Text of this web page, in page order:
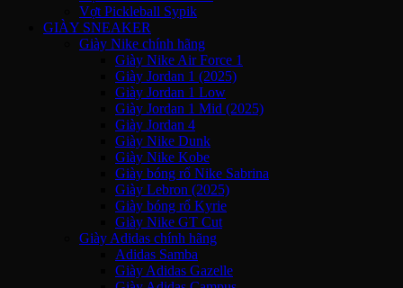
Vợt Pickleball Sypik
GIÀY SNEAKER
Giày Nike chính hãng
Giày Nike Air Force 1
Giày Jordan 1 (2025)
Giày Jordan 1 Low
Giày Jordan 1 Mid (2025)
Giày Jordan 4
Giày Nike Dunk
Giày Nike Kobe
Giày bóng rổ Nike Sabrina
Giày Lebron (2025)
Giày bóng rổ Kyrie
Giày Nike GT Cut
Giày Adidas chính hãng
Adidas Samba
Giày Adidas Gazelle